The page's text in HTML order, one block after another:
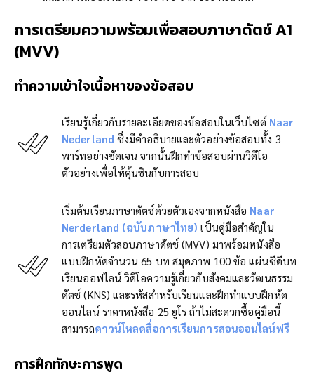
การเตรียมความพร้อมเพื่อสอบภาษาดัตช์ A1
(MVV)
ทำความเข้าใจเนื้อหาของข้อสอบ
เรียนรู้เกี่ยวกับรายละเอียดของข้อสอบในเว็บไซต์ Naar
Nederland ซึ่งมีคำอธิบายและตัวอย่างข้อสอบทั้ง 3
พาร์ทอย่างชัดเจน จากนั้นฝึกทำข้อสอบผ่านวิดีโอ
ตัวอย่างเพื่อให้คุ้นชินกับการสอบ
เริ่มต้นเรียนภาษาดัตช์ด้วยตัวเองจากหนังสือ Naar
Nerderland (ฉบับภาษาไทย) เป็นคู่มือสำคัญใน
การเตรียมตัวสอบภาษาดัตช์ (MVV) มาพร้อมหนังสือ
แบบฝึกหัดจำนวน 65 บท สมุดภาพ 100 ข้อ แผ่นซีดีบท
เรียนออฟไลน์ วิดีโอความรู้เกี่ยวกับสังคมและวัฒนธรรม
ดัตช์ (KNS) และรหัสสำหรับเรียนและฝึกทำแบบฝึกหัด
ออนไลน์ ราคาหนังสือ 25 ยูโร ถ้าไม่สะดวกซื้อคู่มือนี้
สามารถดาวน์โหลดสื่อการเรียนการสอนออนไลน์ฟรี
การฝึกทักษะการพูด